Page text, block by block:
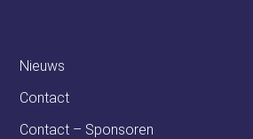
Nieuws
Contact
Contact – Sponsoren